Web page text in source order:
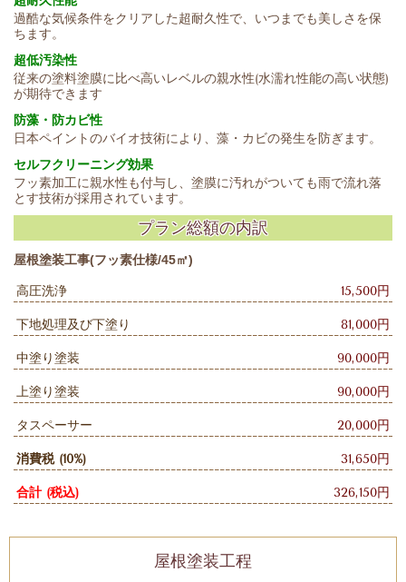
過酷な気候条件をクリアした超耐久性で、いつまでも美しさを保
ちます。
超低汚染性
従来の塗料塗膜に比べ高いレベルの親水性(水濡れ性能の高い状態)
が期待できます
防藻・防カビ性
日本ペイントのバイオ技術により、藻・カビの発生を防ぎます。
セルフクリーニング効果
フッ素加工に親水性も付与し、塗膜に汚れがついても雨で流れ落
とす技術が採用されています。
プラン総額の内訳
屋根塗装工事(フッ素仕様/45㎡)
高圧洗浄 15,500円
下地処理及び下塗り 81,000円
中塗り塗装 90,000円
上塗り塗装 90,000円
タスペーサー 20,000円
消費税 (10%) 31,650円
合計 (税込) 326,150円
屋根塗装工程